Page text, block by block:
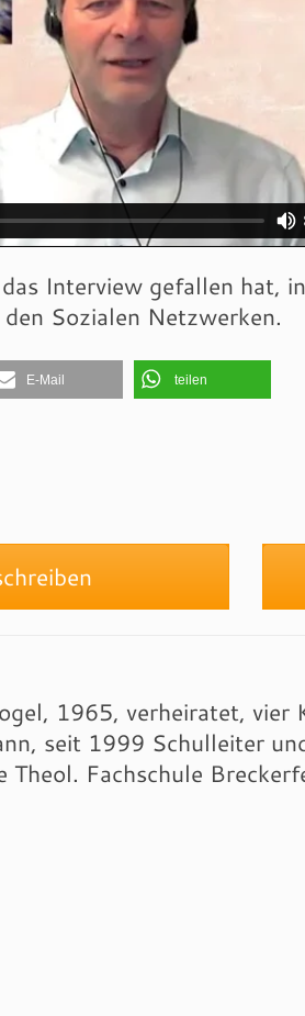
Interview gefallen hat,
Sozialen Netzwerken.
E-Mail teilen
1965, verheiratet, vier
seit 1999 Schulleiter
Theol. Fachschule